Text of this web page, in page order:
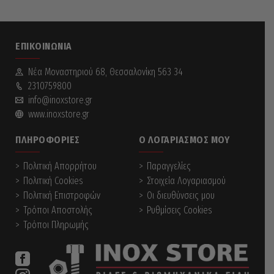
ΕΠΙΚΟΙΝΩΝΊΑ
Νέα Mοναστηριού 68, Θεσσαλονίκη 563 34
2310759800
info@inoxstore.gr
www.inoxstore.gr
ΠΛΗΡΟΦΟΡΊΕΣ
Πολιτική Απορρήτου
Πολιτική Cookies
Πολιτική Επιστροφών
Τρόποι Αποστολής
Τρόποι Πληρωμής
Ο ΛΟΓΑΡΙΑΣΜΌΣ ΜΟΥ
Παραγγελίες
Στοιχεία Λογαριασμού
Οι διευθύνσεις μου
Ρυθμίσεις Cookies